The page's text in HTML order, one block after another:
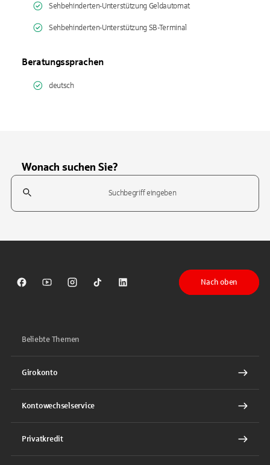
Sehbehinderten-Unterstützung Geldautomat
Sehbehinderten-Unterstützung SB-Terminal
Beratungssprachen
deutsch
Wonach suchen Sie?
Suchfeld
Sparkasse auf Facebook
Sparkasse auf Youtube
Sparkasse auf Instagram
Sparkasse auf TikTok
Sparkasse auf LinkedIn
Nach oben
Beliebte Themen
Girokonto
Kontowechselservice
Privatkredit